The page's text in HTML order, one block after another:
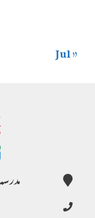
« Jul